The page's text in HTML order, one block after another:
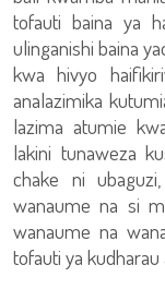
tofauti baina ya
ulinganishi baina
kwa hivyo
analazimika
lazima atumie
lakini tunaweza
chake ni
wanaume na si
wanaume na
tofauti ya